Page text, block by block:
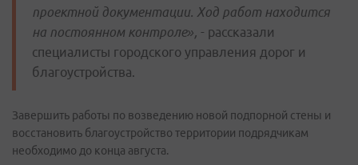
проектной документации. Ход работ находится
на постоянном контроле», - рассказали
специалисты городского управления дорог и
благоустройства.
Завершить работы по возведению новой подпорной стены и
восстановить благоустройство территории подрядчикам
необходимо до конца августа.